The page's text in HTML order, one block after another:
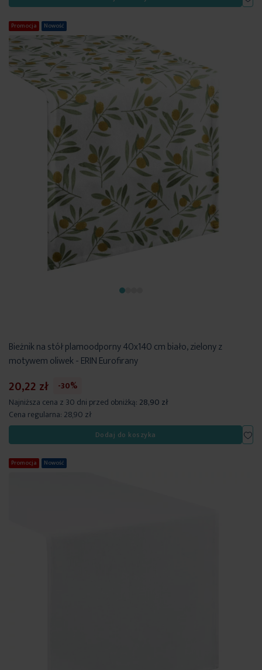
Promocja Nowość
Bieżnik na stół plamoodporny 40x140 cm biało, zielony z
motywem oliwek - ERIN Eurofirany
20,22 zł
-30%
Najniższa cena z 30 dni przed obniżką: 28,90 zł
Cena regularna: 28,90 zł
Dodaj do koszyka
Promocja Nowość